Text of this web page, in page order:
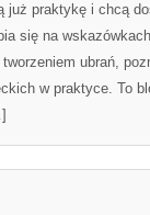
już praktykę i chcą
się na
ubrań,
w praktyce. To